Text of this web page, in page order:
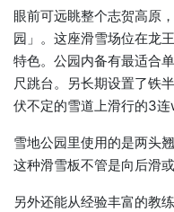
眼前可远眺整个志贺高原
园」。这座滑雪场位在龙
特色。公园内备有最适合
尺跳台。另长期设置了铁
伏不定的雪道上滑行的3
雪地公园里使用的是两头
这种滑雪板不管是向后滑
另外还能从经验丰富的教